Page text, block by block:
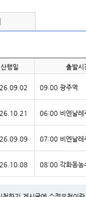
산행일 출발시
09:00 광주역
06:00 비엔날레
07:00 비엔날레
08:00 각화동농